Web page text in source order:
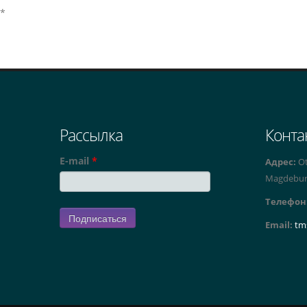
*
Рассылка
E-mail * Адрес:
Email: